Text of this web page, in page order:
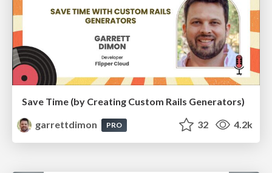
Save Time (by Creating Custom Rails Generators)
garrettdimon
PRO 32 4.2k